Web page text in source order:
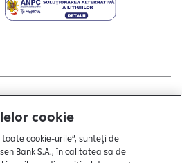
cookie
cookie-urile”, sunteți de
Bank S.A., în calitatea sa de